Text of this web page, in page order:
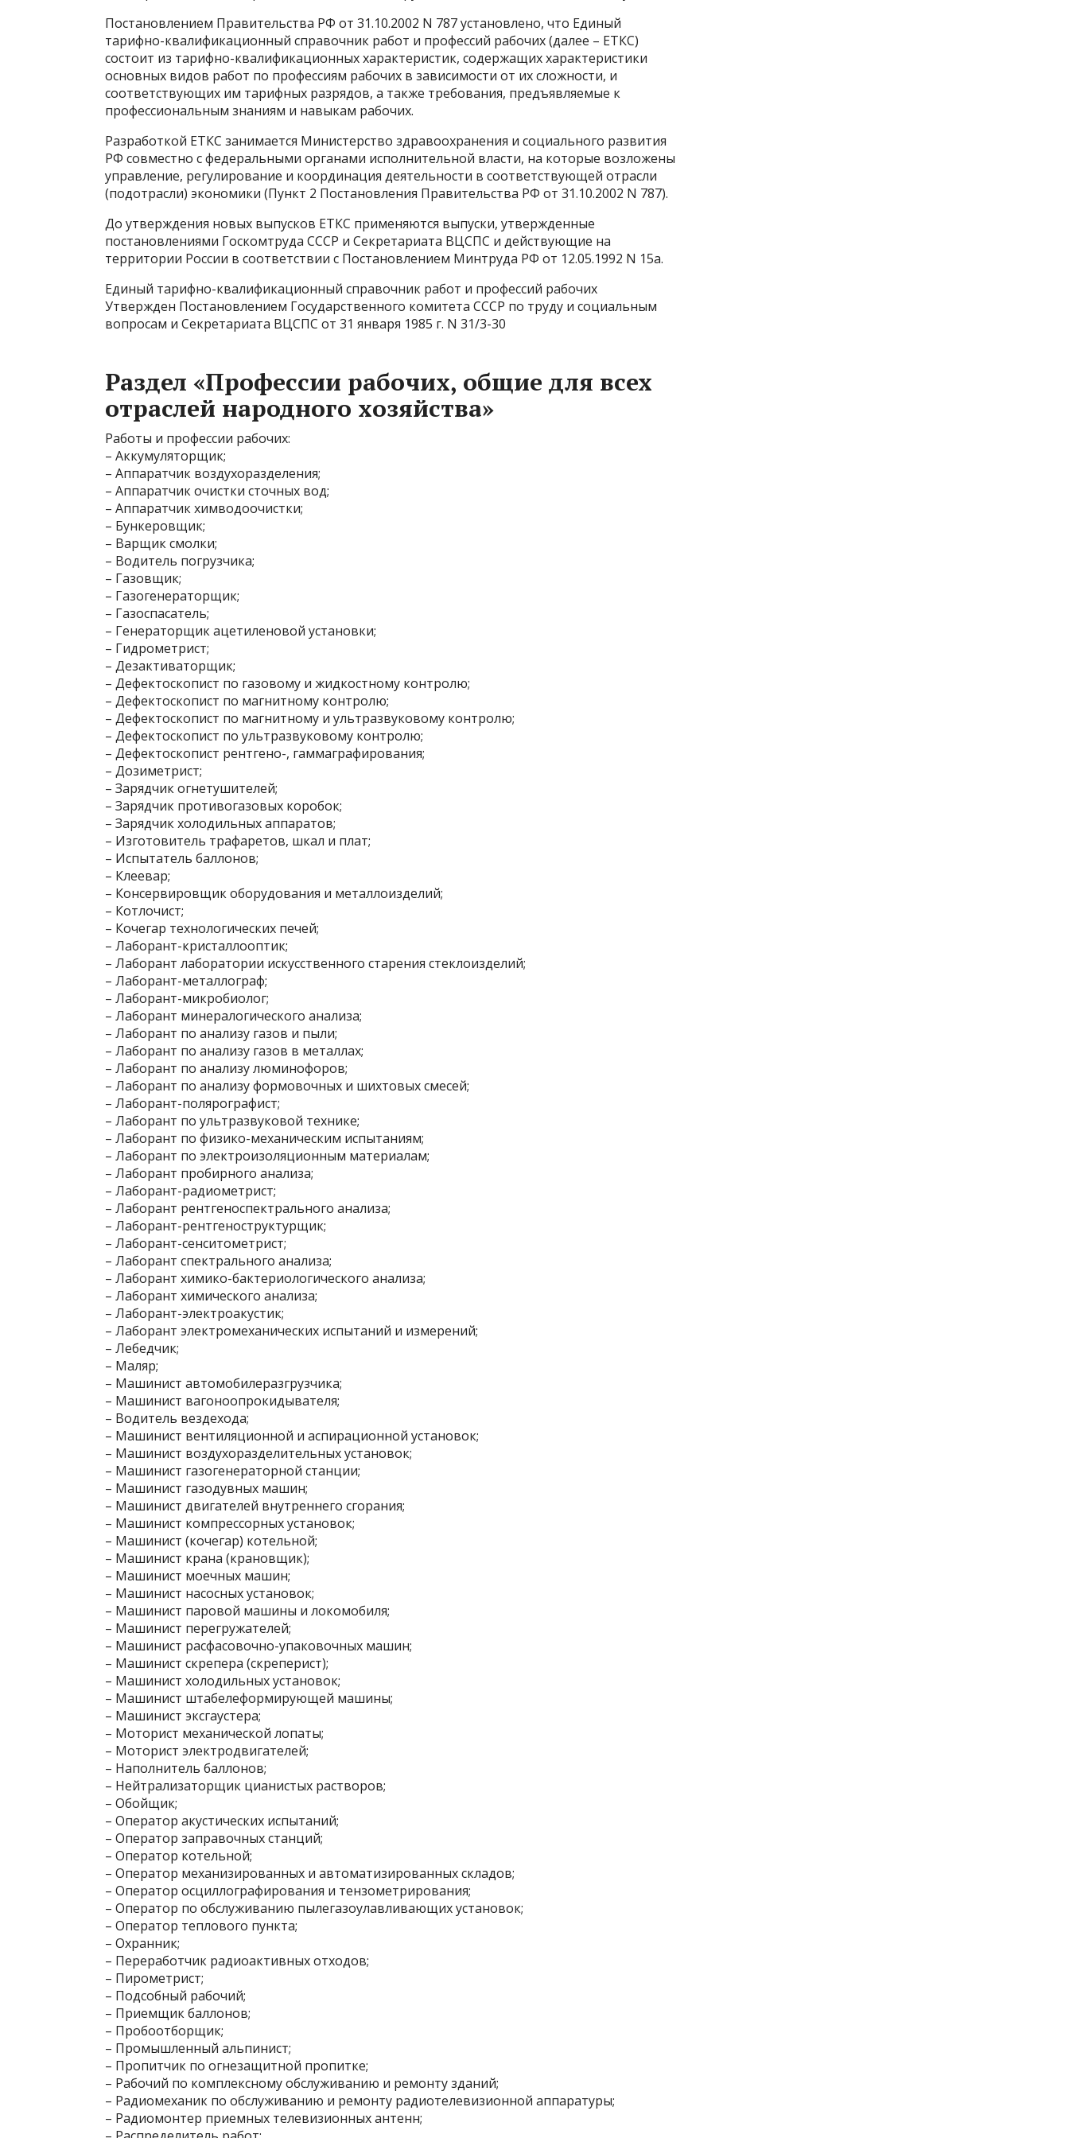
Постановлением Правительства РФ от 31.10.2002 N 787 установлено, что Единый
тарифно-квалификационный справочник работ и профессий рабочих (далее – ЕТКС)
состоит из тарифно-квалификационных характеристик, содержащих характеристики
основных видов работ по профессиям рабочих в зависимости от их сложности, и
соответствующих им тарифных разрядов, а также требования, предъявляемые к
профессиональным знаниям и навыкам рабочих.
Разработкой ЕТКС занимается Министерство здравоохранения и социального развития
РФ совместно с федеральными органами исполнительной власти, на которые возложены
управление, регулирование и координация деятельности в соответствующей отрасли
(подотрасли) экономики (Пункт 2 Постановления Правительства РФ от 31.10.2002 N 787).
До утверждения новых выпусков ЕТКС применяются выпуски, утвержденные
постановлениями Госкомтруда СССР и Секретариата ВЦСПС и действующие на
территории России в соответствии с Постановлением Минтруда РФ от 12.05.1992 N 15а.
Единый тарифно-квалификационный справочник работ и профессий рабочиx
Утвержден Постановлением Государственного комитета СССР по труду и социальным
вопросам и Секретариата ВЦСПС от 31 января 1985 г. N 31/3-30
Раздел «Профессии рабочих, общие для всех
отраслей народного хозяйства»
Работы и профессии рабочиx:
– Аккумуляторщик;
– Аппаратчик воздухоразделения;
– Аппаратчик очистки сточных вод;
– Аппаратчик химводоочистки;
– Бункеровщик;
– Варщик смолки;
– Водитель погрузчика;
– Газовщик;
– Газогенераторщик;
– Газоспасатель;
– Генераторщик ацетиленовой установки;
– Гидрометрист;
– Дезактиваторщик;
– Дефектоскопист по газовому и жидкостному контролю;
– Дефектоскопист по магнитному контролю;
– Дефектоскопист по магнитному и ультразвуковому контролю;
– Дефектоскопист по ультразвуковому контролю;
– Дефектоскопист рентгено-, гаммаграфирования;
– Дозиметрист;
– Зарядчик огнетушителей;
– Зарядчик противогазовых коробок;
– Зарядчик холодильных аппаратов;
– Изготовитель трафаретов, шкал и плат;
– Испытатель баллонов;
– Клеевар;
– Консервировщик оборудования и металлоизделий;
– Котлочист;
– Кочегар технологических печей;
– Лаборант-кристаллооптик;
– Лаборант лаборатории искусственного старения стеклоизделий;
– Лаборант-металлограф;
– Лаборант-микробиолог;
– Лаборант минералогического анализа;
– Лаборант по анализу газов и пыли;
– Лаборант по анализу газов в металлах;
– Лаборант по анализу люминофоров;
– Лаборант по анализу формовочных и шихтовых смесей;
– Лаборант-полярографист;
– Лаборант по ультразвуковой технике;
– Лаборант по физико-механическим испытаниям;
– Лаборант по электроизоляционным материалам;
– Лаборант пробирного анализа;
– Лаборант-радиометрист;
– Лаборант рентгеноспектрального анализа;
– Лаборант-рентгеноструктурщик;
– Лаборант-сенситометрист;
– Лаборант спектрального анализа;
– Лаборант химико-бактериологического анализа;
– Лаборант химического анализа;
– Лаборант-электроакустик;
– Лаборант электромеханических испытаний и измерений;
– Лебедчик;
– Маляр;
– Машинист автомобилеразгрузчика;
– Машинист вагоноопрокидывателя;
– Водитель вездехода;
– Машинист вентиляционной и аспирационной установок;
– Машинист воздухоразделительных установок;
– Машинист газогенераторной станции;
– Машинист газодувных машин;
– Машинист двигателей внутреннего сгорания;
– Машинист компрессорных установок;
– Машинист (кочегар) котельной;
– Машинист крана (крановщик);
– Машинист моечных машин;
– Машинист насосных установок;
– Машинист паровой машины и локомобиля;
– Машинист перегружателей;
– Машинист расфасовочно-упаковочных машин;
– Машинист скрепера (скреперист);
– Машинист холодильных установок;
– Машинист штабелеформирующей машины;
– Машинист эксгаустера;
– Моторист механической лопаты;
– Моторист электродвигателей;
– Наполнитель баллонов;
– Нейтрализаторщик цианистых растворов;
– Обойщик;
– Оператор акустических испытаний;
– Оператор заправочных станций;
– Оператор котельной;
– Оператор механизированных и автоматизированных складов;
– Оператор осциллографирования и тензометрирования;
– Оператор по обслуживанию пылегазоулавливающих установок;
– Оператор теплового пункта;
– Охранник;
– Переработчик радиоактивных отходов;
– Пирометрист;
– Подсобный рабочий;
– Приемщик баллонов;
– Пробоотборщик;
– Промышленный альпинист;
– Пропитчик по огнезащитной пропитке;
– Рабочий по комплексному обслуживанию и ремонту зданий;
– Радиомеханик по обслуживанию и ремонту радиотелевизионной аппаратуры;
– Радиомонтер приемных телевизионных антенн;